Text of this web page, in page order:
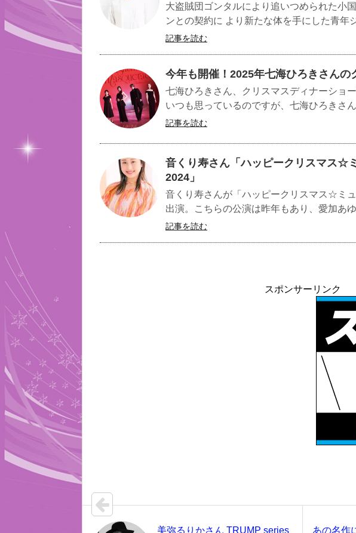
大盗賊団ゴンタルにより追いつめられた小
ンとの契約に より新たな体を手にした青年
記事を読む
今年も開催！2025年七海ひろきさんの
七海ひろきさん、クリスマスディナーショー
いつも思っているのですが、七海ひろきさ
記事を読む
音くり寿さん「ハッピークリスマス☆
2024」
音くり寿さんが「ハッピークリスマス☆ミ
出演。こちらの公演は昨年もあり、愛加あ
記事を読む
スポンサーリンク
美弥るりかさん TRUMP series あの名作